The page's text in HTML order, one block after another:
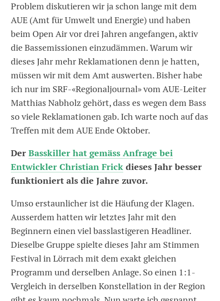
Problem diskutieren wir ja schon lange mit dem
AUE (Amt für Umwelt und Energie) und haben
beim Open Air vor drei Jahren angefangen, aktiv
die Bassemissionen einzudämmen. Warum wir
dieses Jahr mehr Reklamationen denn je hatten,
müssen wir mit dem Amt auswerten. Bisher habe
ich nur im SRF-«Regionaljournal» vom AUE-Leiter
Matthias Nabholz gehört, dass es wegen dem Bass
so viele Reklamationen gab. Ich warte noch auf das
Treffen mit dem AUE Ende Oktober.
DerBasskiller hat gemäss Anfrage bei
Entwickler Christian Frick dieses Jahr besser
funktioniert als die Jahre zuvor.
Umso erstaunlicher ist die Häufung der Klagen.
Ausserdem hatten wir letztes Jahr mit den
Beginnern einen viel basslastigeren Headliner.
Dieselbe Gruppe spielte dieses Jahr am Stimmen
Festival in Lörrach mit dem exakt gleichen
Programm und derselben Anlage. So einen 1:1-
Vergleich in derselben Konstellation in der Region